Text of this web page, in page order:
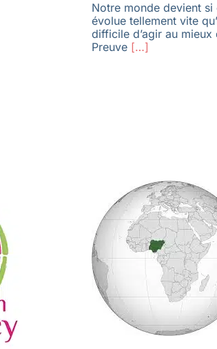
Notre monde devient
évolue tellement vite
difficile d’agir au
Preuve[…]